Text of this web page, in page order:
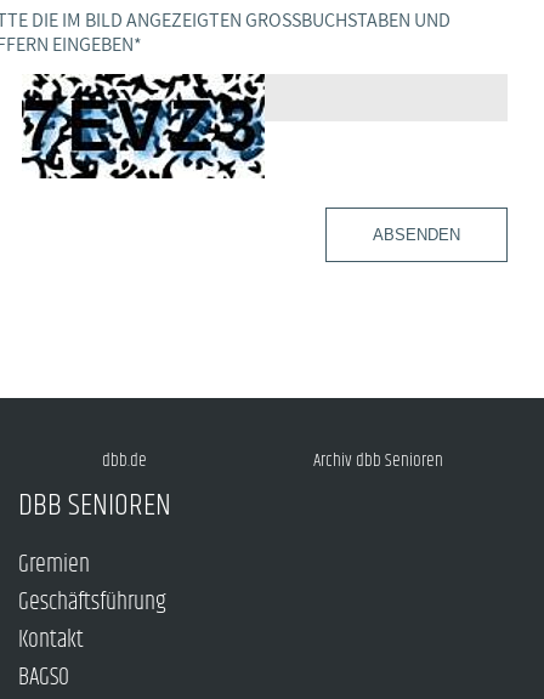
DIE IM BILD ANGEZEIGTEN GROSSBUCHSTABEN UND Z
EINGEBEN *
ABSENDEN
dbb.de Archiv dbb Senioren
DBB SENIOREN
Gremien
Geschäftsführung
Kontakt
BAGSO